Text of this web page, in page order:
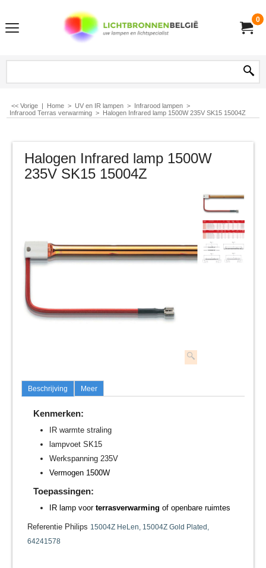
0
<< Vorige | Home > UV en IR lampen > Infrarood lampen >
Infrarood Terras verwarming > Halogen Infrared lamp 1500W 235V SK15 15004Z
Halogen Infrared lamp 1500W
235V SK15 15004Z
Beschrijving Meer
Kenmerken:
IR warmte straling
lampvoet SK15
Werkspanning 235V
Vermogen 1500W
Toepassingen:
IR lamp voorterrasverwarming of openbare ruimtes
Referentie Philips 15004Z HeLen, 15004Z Gold Plated,
64241578